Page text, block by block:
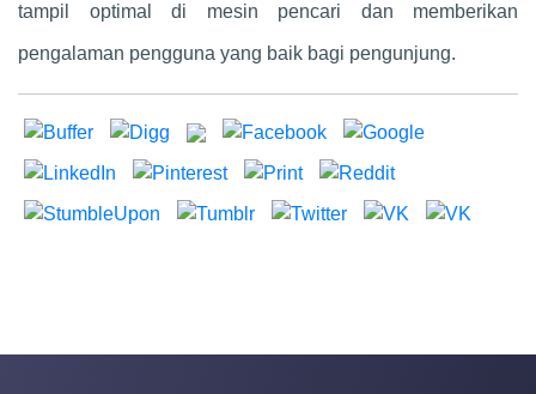
tampil optimal di mesin pencari dan memberikan
pengalaman pengguna yang baik bagi pengunjung.